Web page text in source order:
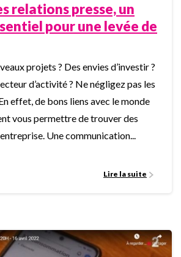
relations presse, un
pour une levée de
projets ? Des envies d’investir ?
d’activité ? Ne négligez pas les
effet, de bons liens avec le monde
vous permettre de trouver des
Une communication...
Lire la suite